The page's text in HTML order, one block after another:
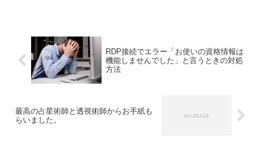
RDP接続でエラー「お使いの資格情報は
機能しませんでした」と言うときの対処
方法
最高の占星術師と透視術師からお手紙も
らいました。